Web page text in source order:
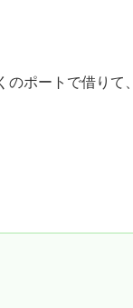
ポートで借りて、